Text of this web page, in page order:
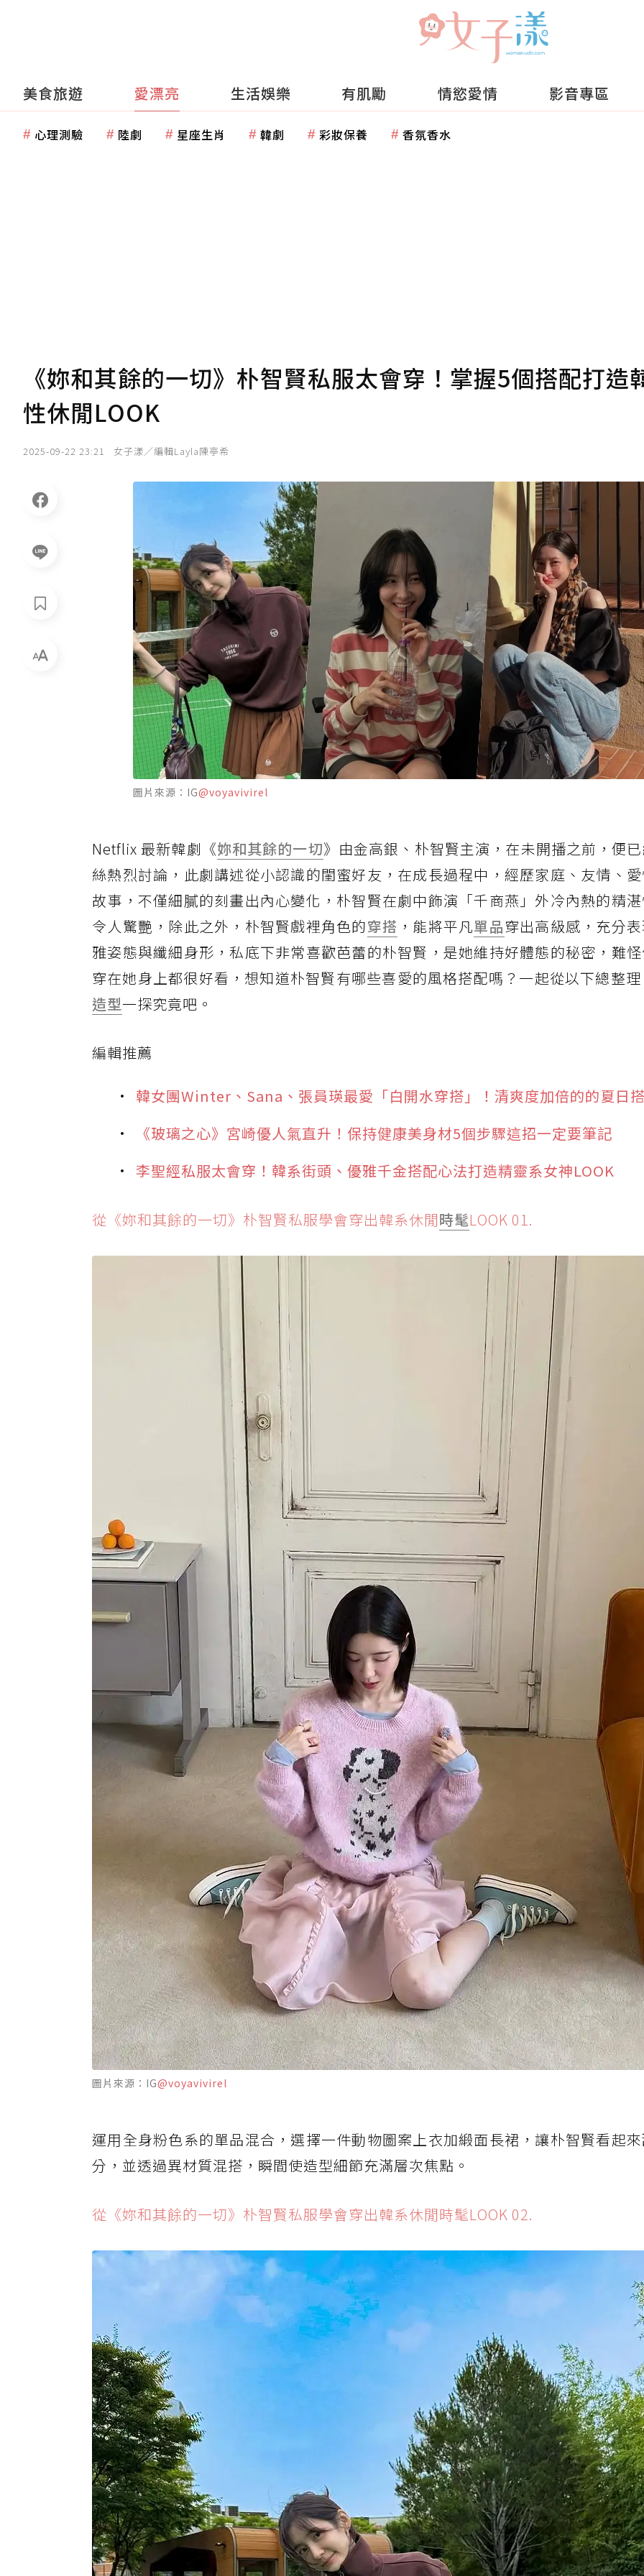
美食旅遊 愛漂亮 生活娛樂 有肌勵 情慾愛情 影音專區
心理測驗 陸劇 星座生肖 韓劇 彩妝保養 香氛香水
《妳和其餘的一切》朴智賢私服太會穿！掌握5個搭配打造
性休閒LOOK
2025-09-22 23:21 女子漾／編輯Layla陳亭希
圖片來源：IG@voyavivirel
Netflix 最新韓劇《妳和其餘的一切》由金高銀、朴智賢主演，在未開播之前，便
絲熱烈討論，此劇講述從小認識的閨蜜好友，在成長過程中，經歷家庭、友情、
故事，不僅細膩的刻畫出內心變化，朴智賢在劇中飾演「千商燕」外冷內熱的精
令人驚艷，除此之外，朴智賢戲裡角色的穿搭 ，能將平凡單品穿出高級感，充分
雅姿態與纖細身形，私底下非常喜歡芭蕾的朴智賢，是她維持好體態的秘密，難
穿在她身上都很好看，想知道朴智賢有哪些喜愛的風格搭配嗎？一起從以下總整
造型一探究竟吧。
編輯推薦
韓女團Winter、Sana、張員瑛最愛「白開水穿搭」！清爽度加倍的的夏日
《玻璃之心》宮崎優人氣直升！保持健康美身材5個步驟這招一定要筆記
李聖經私服太會穿！韓系街頭、優雅千金搭配心法打造精靈系女神LOOK
從《妳和其餘的一切》朴智賢私服學會穿出韓系休閒時髦LOOK 01.
圖片來源：IG@voyavivirel
運用全身粉色系的單品混合，選擇一件動物圖案上衣加緞面長裙，讓朴智賢看起
分，並透過異材質混搭，瞬間使造型細節充滿層次焦點。
從《妳和其餘的一切》朴智賢私服學會穿出韓系休閒時髦LOOK 02.